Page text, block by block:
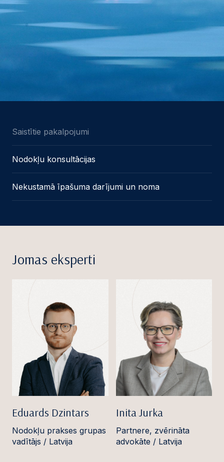
Saistītie pakalpojumi
Nodokļu konsultācijas
Nekustamā īpašuma darījumi un noma
Jomas eksperti
Eduards Dzintars
Nodokļu prakses grupas
vadītājs / Latvija
Inita Jurka
Partnere, zvērināta
advokāte / Latvija